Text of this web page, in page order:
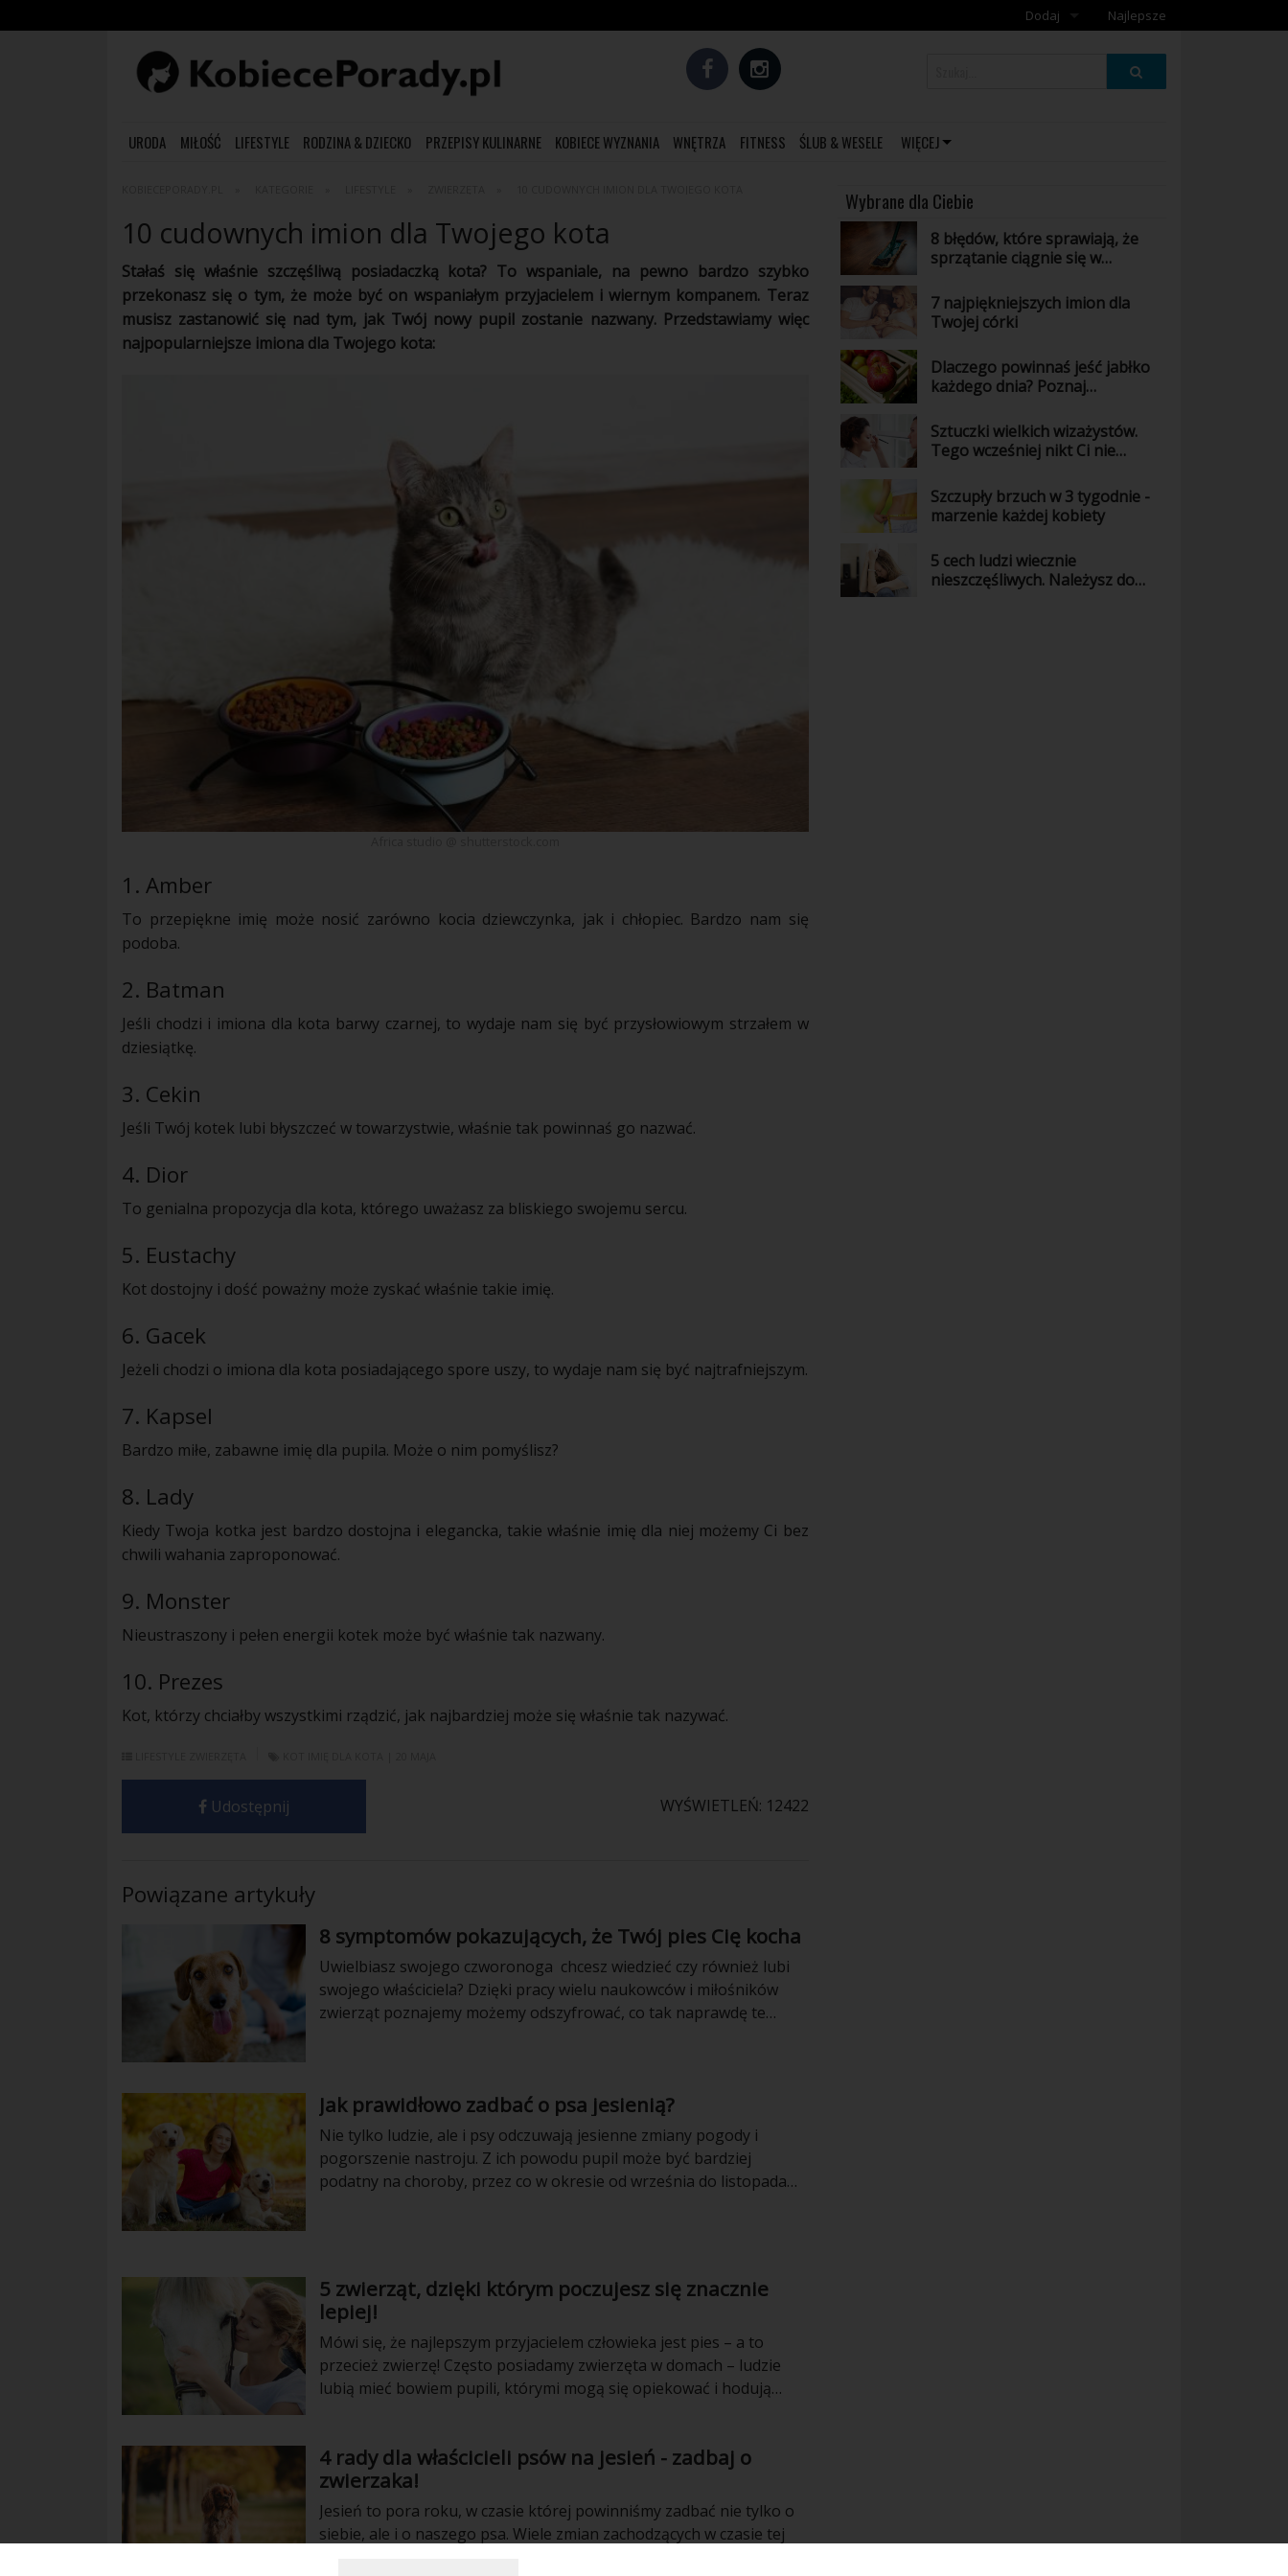
Dodaj
Najlepsze
URODA MIŁOŚĆ LIFESTYLE RODZINA & DZIECKO PRZEPISY KULINARNE KOBIECE WYZNANIA WNĘTRZA FITNESS ŚLUB & WESELE WIĘCEJ
10 cudownych imion dla Twojego kota
Stałaś się właśnie szczęśliwą posiadaczką kota? To wspaniale, na pewno bardzo szybko
przekonasz się o tym, że może być on wspaniałym przyjacielem i wiernym kompanem. Teraz
musisz zastanowić się nad tym, jak Twój nowy pupil zostanie nazwany. Przedstawiamy więc
najpopularniejsze imiona dla Twojego kota:
1. Amber
To przepiękne imię może nosić zarówno kocia dziewczynka, jak i chłopiec. Bardzo nam się
podoba.
2. Batman
Jeśli chodzi i imiona dla kota barwy czarnej, to wydaje nam się być przysłowiowym strzałem w
dziesiątkę.
3. Cekin
Jeśli Twój kotek lubi błyszczeć w towarzystwie, właśnie tak powinnaś go nazwać.
4. Dior
To genialna propozycja dla kota, którego uważasz za bliskiego swojemu sercu.
5. Eustachy
Kot dostojny i dość poważny może zyskać właśnie takie imię.
6. Gacek
Jeżeli chodzi o imiona dla kota posiadającego spore uszy, to wydaje nam się być najtrafniejszym.
7. Kapsel
Bardzo miłe, zabawne imię dla pupila. Może o nim pomyślisz?
8. Lady
Kiedy Twoja kotka jest bardzo dostojna i elegancka, takie właśnie imię dla niej możemy Ci bez
chwili wahania zaproponować.
9. Monster
Nieustraszony i pełen energii kotek może być właśnie tak nazwany.
10. Prezes
Kot, którzy chciałby wszystkimi rządzić, jak najbardziej może się właśnie tak nazywać.
Udostępnij WYŚWIETLEŃ: 12422
Powiązane artykuły
8 symptomów pokazujących, że Twój pies Cię kocha
Uwielbiasz swojego czworonoga chcesz wiedzieć czy również lubi
swojego właściciela? Dzięki pracy wielu naukowców i miłośników
zwierząt poznajemy możemy odszyfrować, co tak naprawdę te
Jak prawidłowo zadbać o psa jesienią?
Nie tylko ludzie, ale i psy odczuwają jesienne zmiany pogody i
pogorszenie nastroju. Z ich powodu pupil może być bardziej
podatny na choroby, przez co w okresie od września do listopada
5 zwierząt, dzięki którym poczujesz się znacznie
lepiej!
Mówi się, że najlepszym przyjacielem człowieka jest pies – a to
przecież zwierzę! Często posiadamy zwierzęta w domach – ludzie
lubią mieć bowiem pupili, którymi mogą się opiekować i hodują
4 rady dla właścicieli psów na jesień - zadbaj o
zwierzaka!
Jesień to pora roku, w czasie której powinniśmy zadbać nie tylko o
siebie, ale i o naszego psa. Wiele zmian zachodzących w czasie tej
Wybrane dla Ciebie
8 błędów, które sprawiają, że
sprzątanie ciągnie się w
7 najpiękniejszych imion dla
Twojej córki
Dlaczego powinnaś jeść jabłko
każdego dnia? Poznaj
owocu
Sztuczki wielkich wizażystów.
Tego wcześniej nikt Ci nie
Szczupły brzuch w 3 tygodnie -
marzenie każdej kobiety
5 cech ludzi wiecznie
nieszczęśliwych. Należysz do